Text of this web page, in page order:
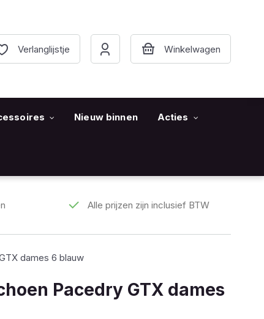
Verlanglijstje
Nieuw binnen Acties
Alle prijzen zijn inclusief BTW
dames 6 blauw
Pacedry GTX dames